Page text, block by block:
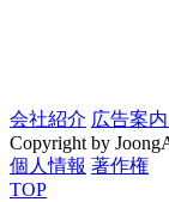
会社紹介 広告案
Copyright by
個人情報 著作権
TOP